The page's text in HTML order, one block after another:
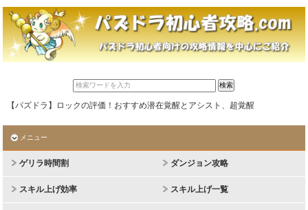
【パズドラ】ロックの評価！おすすめ潜在覚醒とアシスト、超覚醒
メニュー
ゲリラ時間割 ダンジョン攻略
スキル上げ効率 スキル上げ一覧